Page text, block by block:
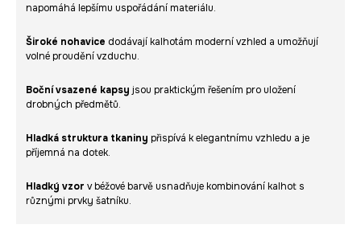
napomáhá lepšímu uspořádání materiálu.
Široké nohavice dodávají kalhotám moderní vzhled a umožňují
volné proudění vzduchu.
Boční vsazené kapsy jsou praktickým řešením pro uložení
drobných předmětů.
Hladká struktura tkaniny přispívá k elegantnímu vzhledu a je
příjemná na dotek.
Hladký vzor v béžové barvě usnadňuje kombinování kalhot s
různými prvky šatníku.